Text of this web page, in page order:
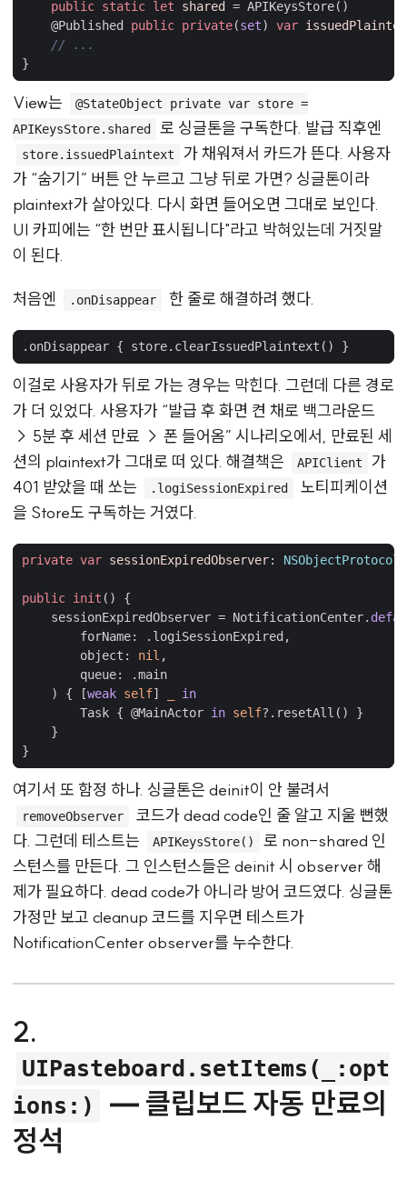
public static let shared = APIKeysStore()
@Published public private(set) var
// ...
}
View는
@StateObject private var store =
APIKeysStore.shared
로 싱글톤을 구독한다. 발급 직후엔
store.issuedPlaintext
가 채워져서 카드가 뜬다. 사용자
가 “숨기기” 버튼 안 누르고 그냥 뒤로 가면? 싱글톤이라
plaintext가 살아있다. 다시 화면 들어오면 그대로 보인다.
UI 카피에는 “한 번만 표시됩니다"라고 박혀있는데 거짓말
이 된다.
처음엔 .onDisappear 한 줄로 해결하려 했다.
. onDisappear { store. clearIssuedPlaintext () }
이걸로 사용자가 뒤로 가는 경우는 막힌다. 그런데 다른 경로
가 더 있었다. 사용자가 “발급 후 화면 켠 채로 백그라운드
→ 5분 후 세션 만료 → 폰 들어옴” 시나리오에서, 만료된 세
션의 plaintext가 그대로 떠 있다. 해결책은
APIClient
가
401 받았을 때 쏘는
.logiSessionExpired
노티피케이션
을 Store도 구독하는 거였다.
private var sessionExpiredObserver: NSObjectProtocol
public init ()
{
sessionExpiredObserver = NotificationCenter.
forName: . logiSessionExpired ,
object : nil ,
queue: .main
)
{ [weak self]
in
Task { @MainActor in self?. resetAll ()
}
}
}
여기서 또 함정 하나. 싱글톤은 deinit이 안 불려서
removeObserver
코드가 dead code인 줄 알고 지울 뻔했
다. 그런데 테스트는
APIKeysStore()
로 non-shared 인
스턴스를 만든다. 그 인스턴스들은 deinit 시 observer 해
제가 필요하다. dead code가 아니라 방어 코드였다. 싱글톤
가정만 보고 cleanup 코드를 지우면 테스트가
NotificationCenter observer를 누수한다.
2.
UIPasteboard.setItems(_:opt
ions:)
— 클립보드 자동 만료의
정석